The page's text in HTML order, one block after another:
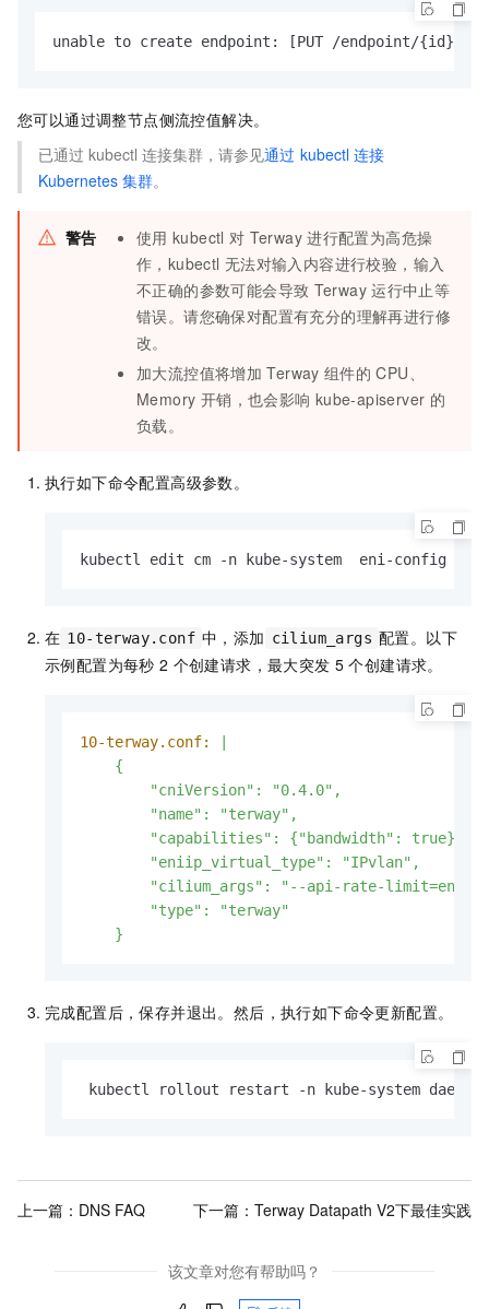
unable to create endpoint: [PUT /endpoint/
您可以通过调整节点侧流控值解决。
已通过 kubectl 连接集群，请参见通过 kubectl 连接
Kubernetes 集群。
警告 使用 kubectl 对 Terway 进行配置为高危操
作，kubectl 无法对输入内容进行校验，输入
不正确的参数可能会导致 Terway 运行中止等
错误。请您确保对配置有充分的理解再进行修
改。
加大流控值将增加 Terway 组件的 CPU、
Memory 开销，也会影响 kube-apiserver 的
负载。
执行如下命令配置高级参数。
kubectl edit cm -n kube-system  eni-config
在 10-terway.conf 中，添加 cilium_args 配置。以下
示例配置为每秒 2 个创建请求，最大突发 5 个创建请求。
10-terway.conf:
    {
        "cniVersion": "0.4.0",
        "name": "terway",
        "capabilities": {"bandwidth": true},
        "eniip_virtual_type": "IPvlan",
"cilium_args": "--api-rate-
        "type": "terway"
    }
完成配置后，保存并退出。然后，执行如下命令更新配置。
kubectl rollout restart -n kube-system
上一篇： DNS FAQ 下一篇： Terway Datapath V2下最佳实践
该文章对您有帮助吗？